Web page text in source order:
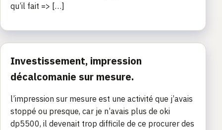
qu’il fait => […]
Investissement, impression
décalcomanie sur mesure.
l’impression sur mesure est une activité que j’avais
stoppé ou presque, car je n’avais plus de oki
dp5500, il devenait trop difficile de ce procurer des